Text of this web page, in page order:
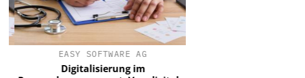
EASY SOFTWARE AG
Digitalisierung im